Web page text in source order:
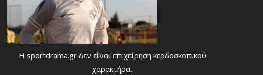
Η sportdrama.gr δεν είναι επιχείρηση κερδοσκοπικού
χαρακτήρα.